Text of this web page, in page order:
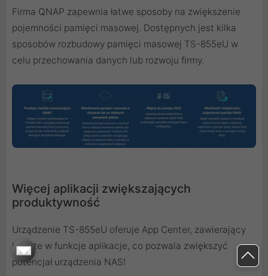
Firma QNAP zapewnia łatwe sposoby na zwiększenie
pojemności pamięci masowej. Dostępnych jest kilka
sposobów rozbudowy pamięci masowej TS-855eU w
celu przechowania danych lub rozwoju firmy.
Więcej aplikacji zwiększających
produktywność
Urządzenie TS-855eU oferuje App Center, zawierający
bogate w funkcje aplikacje, co pozwala zwiększyć
potencjał urządzenia NAS!